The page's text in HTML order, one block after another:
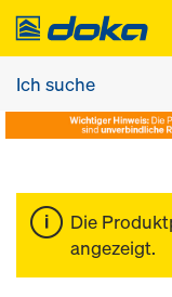
Die
angezeigt.